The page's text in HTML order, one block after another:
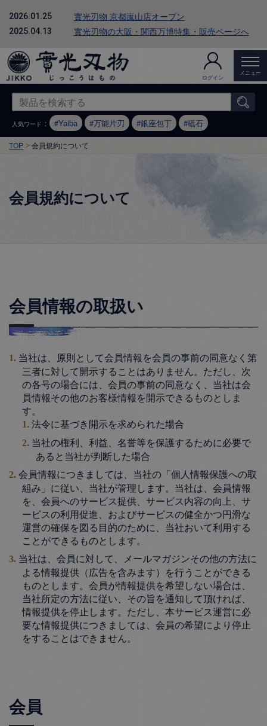
2026.01.25 實光刃物 京都嵐山店オープン
2025.04.13 實光刃物の大阪・関西万博特集・販売ページへ
ログイン
メニュー
人気ワード ： Yaiba 万能片刃 銀座包丁 砥石
TOP 会員規約について
会員規約について
会員情報の取扱い
当社は、原則として会員情報を会員の事前の同意なく第
三者に対して開示することはありません。ただし、次
の各号の場合には、会員の事前の同意なく、当社は会
員情報その他のお客様情報を開示できるものとしま
す。
法令に基づき開示を求められた場合
当社の権利、利益、名誉等を保護するために必要で
あると当社が判断した場合
会員情報につきましては、当社の「個人情報保護への取
組み」に従い、当社が管理します。当社は、会員情報
を、会員へのサービス提供、サービス内容の向上、サ
ービスの利用促進、およびサービスの健全かつ円滑な
運営の確保を図る目的のために、当社おいて利用する
ことができるものとします。
当社は、会員に対して、メールマガジンその他の方法に
よる情報提供（広告を含みます）を行うことができる
ものとします。会員が情報提供を希望しない場合は、
当社所定の方法に従い、その旨を通知して頂ければ、
情報提供を停止します。ただし、本サービス運営に必
要な情報提供につきましては、会員の希望により停止
をすることはできません。
会員